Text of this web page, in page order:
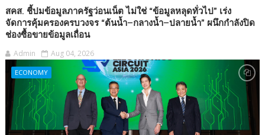
สคส. ชี้ปมข้อมูลภาครัฐว่อนเน็ต ไม่ใช่ “ข้อมูลหลุดทั่วไป” เร่ง
จัดการคุ้มครองครบวงจร “ต้นน้ำ–กลางน้ำ–ปลายน้ำ” ผนึกกำลังปิด
ช่องซื้อขายข้อมูลเถื่อน
Admin Aug 04, 2026
ECONOMY